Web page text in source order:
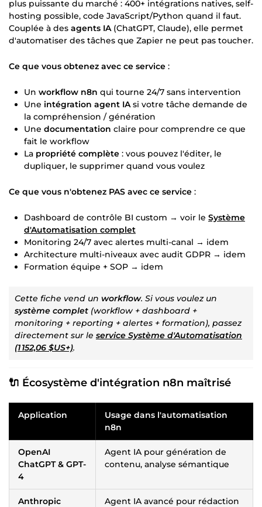
plus puissante du marché : 400+ intégrations natives, self-
hosting possible, code JavaScript/Python quand il faut.
Couplée à des agents IA(ChatGPT, Claude), elle permet
d'automatiser des tâches que Zapier ne peut pas toucher.
Ce que vous obtenez avec ce service :
Un workflow n8n qui tourne 24/7 sans intervention
Une intégration agent IAsi votre tâche demande de
la compréhension / génération
Une documentation claire pour comprendre ce que
fait le workflow
La propriété complète : vous pouvez l'éditer, le
dupliquer, le supprimer quand vous voulez
Ce que vous n'obtenez PAS avec ce service :
Dashboard de contrôle BI custom → voir le Système
d'Automatisation complet
Monitoring 24/7 avec alertes multi-canal → idem
Architecture multi-niveaux avec audit GDPR → idem
Formation équipe + SOP → idem
Cette fiche vend un workflow. Si vous voulez un
système complet (workflow + dashboard +
monitoring + reporting + alertes + formation), passez
directement sur le service Système d'Automatisation
(1 152,06 $US+).
🔌 Écosystème d'intégration n8n maîtrisé
Application
Usage dans l'automatisation
n8n
OpenAI
ChatGPT & GPT-
4
Agent IA pour génération de
contenu, analyse sémantique
Anthropic
Agent IA avancé pour rédaction